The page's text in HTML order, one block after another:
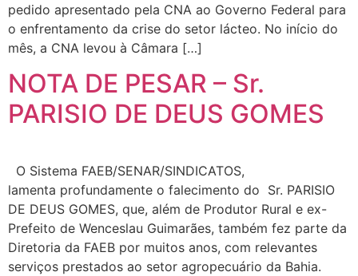
pedido apresentado pela CNA ao Governo Federal para
o enfrentamento da crise do setor lácteo. No início do
mês, a CNA levou à Câmara […]
NOTA DE PESAR – Sr.
PARISIO DE DEUS GOMES
O Sistema FAEB/SENAR/SINDICATOS,
lamenta profundamente o falecimento do Sr. PARISIO
DE DEUS GOMES, que, além de Produtor Rural e ex-
Prefeito de Wenceslau Guimarães, também fez parte da
Diretoria da FAEB por muitos anos, com relevantes
serviços prestados ao setor agropecuário da Bahia.